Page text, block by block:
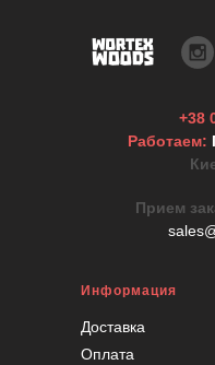
Информация
Доставка
Оплата
+38
Работаем:
Прием